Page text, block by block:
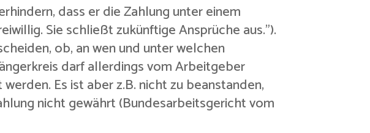
dass er die Zahlung unter einem
Sie schließt zukünftige Ansprüche aus.”).
ob, an wen und unter welchen
darf allerdings vom Arbeitgeber
Es ist aber z.B. nicht zu beanstanden,
nicht gewährt (Bundesarbeitsgericht vom